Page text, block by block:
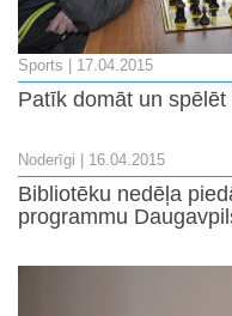
Sports | 17.04.2015
Patīk domāt un spēlēt
Noderīgi | 16.04.2015
Bibliotēku nedēļa
programmu